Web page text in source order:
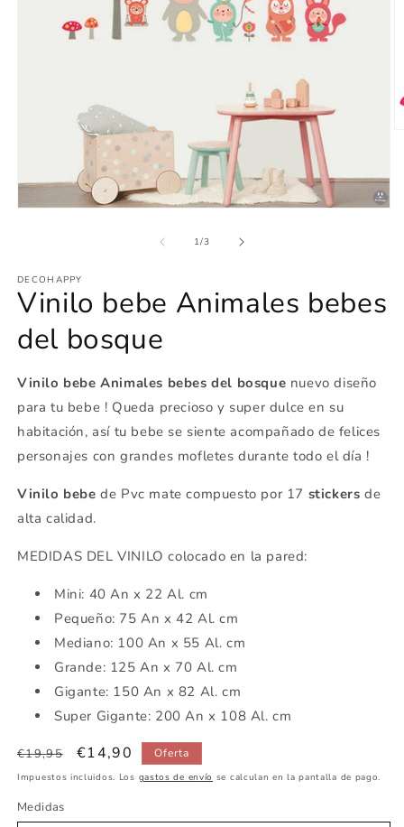
una
ventana
modal
1/de
3
DECOHAPPY
Vinilo bebe Animales bebes
del bosque
Vinilo bebe Animales bebes del bosque nuevo diseño
para tu bebe ! Queda precioso y super dulce en su
habitación, así tu bebe se siente acompañado de felices
personajes con grandes mofletes durante todo el día !
Vinilo bebede Pvc mate compuesto por 17 stickers de
alta calidad.
MEDIDAS DEL VINILO colocado en la pared:
Mini: 40 An x 22 Al. cm
Pequeño: 75 An x 42 Al. cm
Mediano: 100 An x 55 Al. cm
Grande: 125 An x 70 Al. cm
Gigante: 150 An x 82 Al. cm
Super Gigante: 200 An x 108 Al. cm
Precio
habitual
€19,95
Precio
de
€14,90 Oferta
Impuestos incluidos. Los gastos de envío se calculan en la pantalla de pago.
Medidas